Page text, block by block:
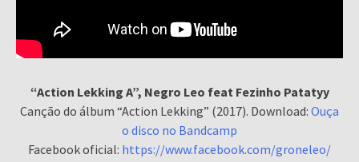
“Action Lekking A”, Negro Leo feat Fezinho Patatyy
Canção do álbum “Action Lekking” (2017). Download: Ouça
o disco no Bandcamp
Facebook oficial: https://www.facebook.com/groneleo/